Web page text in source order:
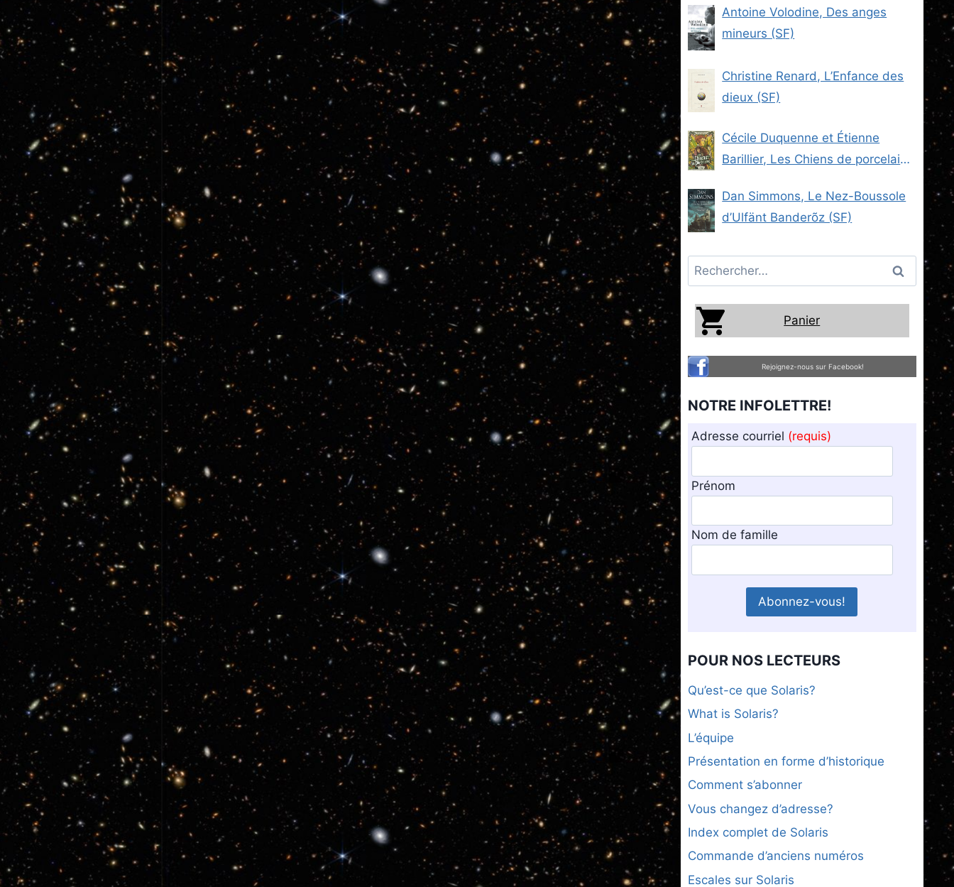
Antoine Volodine, Des anges
mineurs (SF)
Christine Renard, L’Enfance des
dieux (SF)
Cécile Duquenne et Étienne
Barillier, Les Chiens de porcelaine
Dan Simmons, Le Nez-Boussole
d’Ulfänt Banderõz (SF)
Rechercher :
Panier
Rejoignez-nous sur Facebook!
NOTRE INFOLETTRE!
Adresse courriel (requis)
Prénom
Nom de famille
POUR NOS LECTEURS
Qu’est-ce que Solaris?
What is Solaris?
L’équipe
Présentation en forme d’historique
Comment s’abonner
Vous changez d’adresse?
Index complet de Solaris
Commande d’anciens numéros
Escales sur Solaris